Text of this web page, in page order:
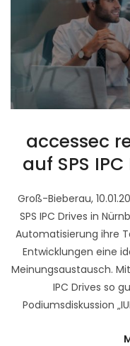
accessec
auf SPS
Groß-Bieberau,
SPS IPC Drives in
Automatisierung ihre
Entwicklungen eine
Meinungsaustausch.
IPC Drives so
Podiumsdiskussion